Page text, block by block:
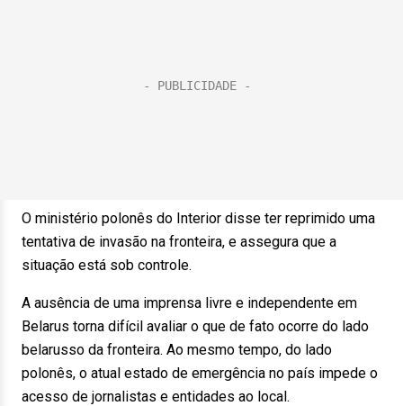
O ministério polonês do Interior disse ter reprimido uma
tentativa de invasão na fronteira, e assegura que a
situação está sob controle.
A ausência de uma imprensa livre e independente em
Belarus torna difícil avaliar o que de fato ocorre do lado
belarusso da fronteira. Ao mesmo tempo, do lado
polonês, o atual estado de emergência no país impede o
acesso de jornalistas e entidades ao local.